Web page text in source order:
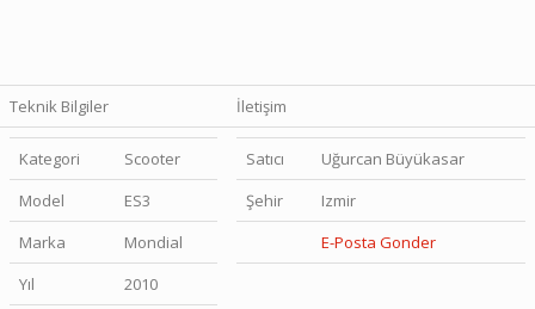
Teknik Bilgiler İletişim
Kategori
Scooter
Model
ES3
Marka
Mondial
Yıl
2010
Satıcı
Uğurcan Büyükasar
Şehir
Izmir
E-Posta Gonder